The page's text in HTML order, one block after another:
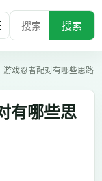
搜索
游戏忍者配对有哪些思路
有哪些思